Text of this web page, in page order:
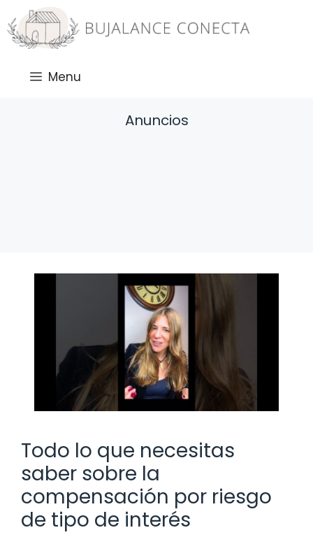
Saltar
al
contenido
Menu
Anuncios
Todo lo que necesitas
saber sobre la
compensación por riesgo
de tipo de interés